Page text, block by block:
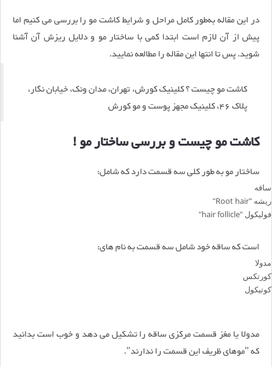
در این مقاله به‌طور کامل مراحل و شرایط کاشت مو را بررسی می‌ کنیم اما
پیش از آن لازم است ابتدا کمی با ساختار مو و دلایل ریزش آن آشنا
شوید. پس تا انتها این مقاله را مطالعه نمایید.
کاشت مو چیست ؟ کلینیک کورش، تهران، مدان ونک، خیابان نگار،
پلاک 46، کلینیک مجهز پوست و مو کورش
کاشت مو چیست و بررسی ساختار مو !
ساختار مو به‌ طور کلی سه قسمت دارد که شامل:
ساقه
ریشه "Root hair"
فولیکول "hair follicle"
است که ساقه خود شامل سه قسمت به نام های:
مدولا
کورتکس
کوتیکول
مدولا یا مغز قسمت مرکزی ساقه را تشکیل می‌ دهد و خوب است بدانید
که "موهای ظریف این قسمت را ندارند".